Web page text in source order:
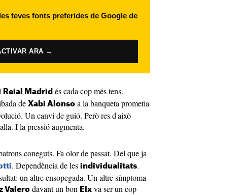
teves fonts preferides de Google de
ARA →
Reial Madrid és cada cop més tens.
de Xabi Alonso a la banqueta prometia
Un canvi de guió. Però res d'això
I la pressió augmenta.
coneguts. Fa olor de passat. Del que ja
. Dependència de les individualitats.
un altre ensopegada. Un altre símptoma
Valero davant un bon Elx va ser un cop